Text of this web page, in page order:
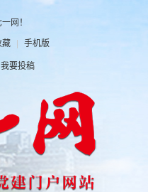
网！
藏 | 手机版
我要投稿